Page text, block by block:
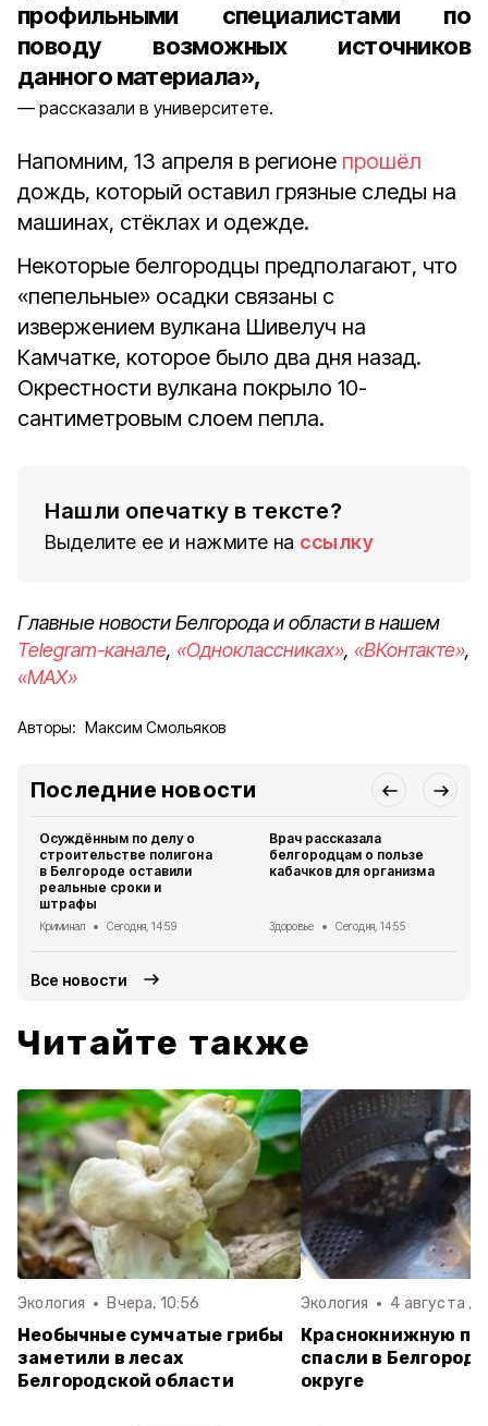
профильными специалистами по
поводу возможных источников
данного материала»,
рассказали в университете.
Напомним, 13 апреля в регионе прошёл
дождь, который оставил грязные следы на
машинах, стёклах и одежде.
Некоторые белгородцы предполагают, что
«пепельные» осадки связаны с
извержением вулкана Шивелуч на
Камчатке, которое было два дня назад.
Окрестности вулкана покрыло 10-
сантиметровым слоем пепла.
Нашли опечатку в тексте?
Выделите ее и нажмите на ссылку
Главные новости Белгорода и области в нашем
Telegram-канале, «Одноклассниках», «ВКонтакте»,
«MAX»
Авторы: Максим Смольяков
Последние новости
Осуждённым по делу о
строительстве полигона
в Белгороде оставили
реальные сроки и
штрафы
Криминал Сегодня, 14:59
Врач рассказала
белгородцам о пользе
кабачков для организма
Здоровье Сегодня, 14:55
Все новости
Читайте также
Экология Вчера, 10:56
Необычные сумчатые грибы
заметили в лесах
Белгородской области
Экология 4 августа ,
Краснокнижную
спасли в
округе